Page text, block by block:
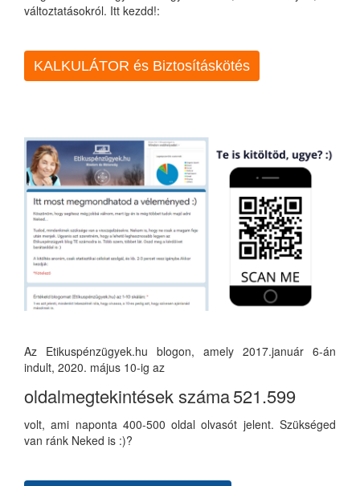
változtatásokról. Itt kezdd!:
KALKULÁTOR és Biztosításkötés
Az Etikuspénzügyek.hu blogon, amely 2017.január 6-án
indult, 2020. május 10-ig az
oldalmegtekintések száma521.599
volt, ami naponta 400-500 oldal olvasót jelent. Szükséged
van ránk Neked is :)?